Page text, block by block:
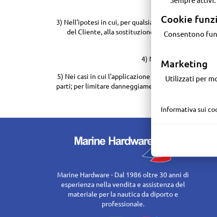
Cookie
Consentono funzionalità avanzate come video YouTube, widget, analisi aggregate e miglioramenti
Marketing
Utilizzati per mostrarti contenuti e annunci personalizzati, anche su piattaforme di terze parti (es.
Informativa sui
3) Nell'ipotesi in cui, per qualsiasi ragione Battagli Alessandro, non fosse in grado di sostituire un prodotto in garanzia (ripristinato o sostituito), potrà procedere, previo consenso
del Cliente, alla sostituzione del prodotto
4) Nessun danno può
5) Nei casi in cui l'applicazione delle garanzie preveda la restituzione del prodotto, il bene dovrà essere restituito dal Cliente nella confezione originale, completa in tutte le sue
parti; per limitare danneggiamenti alla confezione
Marine Hardware - Dal 1986 oltre 30 anni di
esperienza nella vendita e assistenza del
materiale per la nautica da diporto e
professionale.